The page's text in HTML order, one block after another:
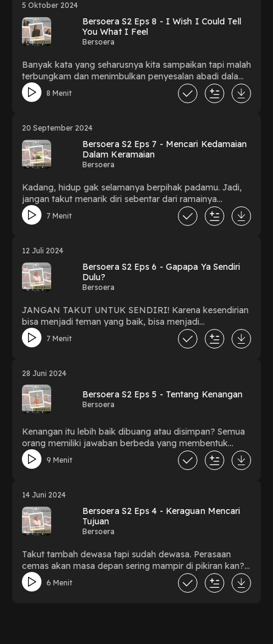
5 Oktober 2024
Bersoera S2 Eps 8 - I Wish I Could Tell
You What I Feel
Bersoera
Banyak kata yang seharusnya kita sampaikan tapi malah
terbungkam dan menimbulkan penyesalan abadi dalam
hidup kita. So, jangan takut dan gengsi untuk kasih tau
apa yang kamu rasakan kepada orang yang kamu cinta!
8 Menit
20 September 2024
Bersoera S2 Eps 7 - Mencari Kedamaian
Dalam Keramaian
Bersoera
Kadang, hidup gak selamanya berpihak padamu. Jadi,
jangan takut menarik diri sebentar dari ramainya
hidupmu untuk menikmati kedamaian yang sudah lama
menghilang.
7 Menit
12 Juli 2024
Bersoera S2 Eps 6 - Gapapa Ya Sendiri
Dulu?
Bersoera
JANGAN TAKUT UNTUK SENDIRI! Karena kesendirian
bisa menjadi teman yang baik, bisa menjadi
kesempatan untuk kita merawat diri, untuk mengejar
mimpi-mimpi yang tertunda, dan untuk menyadari
lain, tetapi diri kita sendiri.
7 Menit
28 Juni 2024
Bersoera S2 Eps 5 - Tentang Kenangan
Bersoera
Kenangan itu lebih baik dibuang atau disimpan? Semua
orang memiliki jawaban berbeda yang membentuk
dirinya sekarang. Kalau kamu, tim yang mana?
9 Menit
14 Juni 2024
Bersoera S2 Eps 4 - Keraguan Mencari
Tujuan
Bersoera
Takut tambah dewasa tapi sudah dewasa. Perasaan
cemas akan masa depan sering mampir di pikiran kan?
Jangan takut! Sini cerita bareng Naya di podcast
bersoera. Ayo kita hadapi masa depan bersama, satu
6 Menit